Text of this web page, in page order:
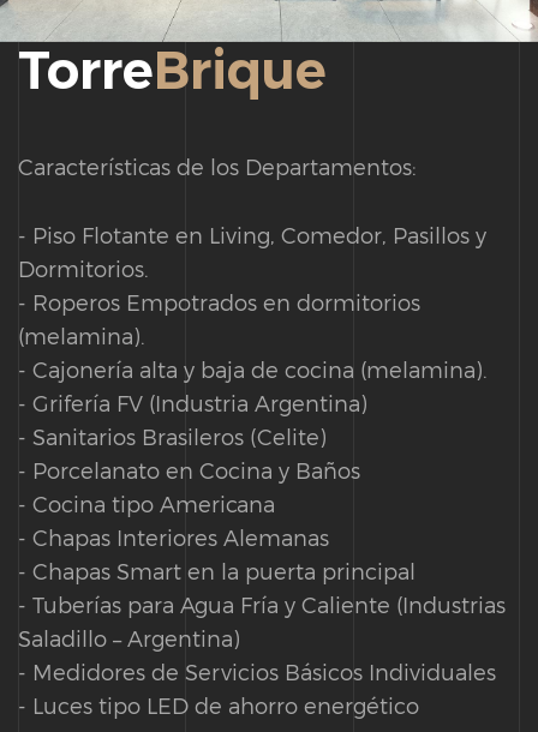
TorreBrique
Características de los Departamentos:
- Piso Flotante en Living, Comedor, Pasillos y
Dormitorios.
- Roperos Empotrados en dormitorios
(melamina).
- Cajonería alta y baja de cocina (melamina).
- Grifería FV (Industria Argentina)
- Sanitarios Brasileros (Celite)
- Porcelanato en Cocina y Baños
- Cocina tipo Americana
- Chapas Interiores Alemanas
- Chapas Smart en la puerta principal
- Tuberías para Agua Fría y Caliente (Industrias
Saladillo – Argentina)
- Medidores de Servicios Básicos Individuales
- Luces tipo LED de ahorro energético